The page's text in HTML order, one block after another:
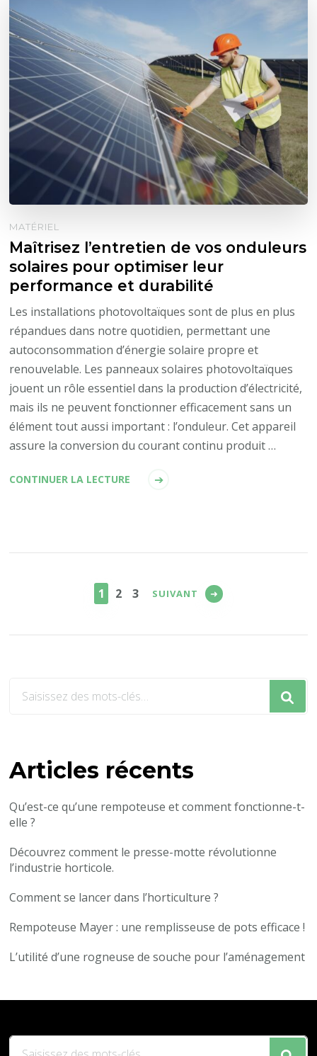
MATÉRIEL
Maîtrisez l’entretien de vos onduleurs
solaires pour optimiser leur
performance et durabilité
Les installations photovoltaïques sont de plus en plus
répandues dans notre quotidien, permettant une
autoconsommation d’énergie solaire propre et
renouvelable. Les panneaux solaires photovoltaïques
jouent un rôle essentiel dans la production d’électricité,
mais ils ne peuvent fonctionner efficacement sans un
élément tout aussi important : l’onduleur. Cet appareil
assure la conversion du courant continu produit …
CONTINUER LA LECTURE
PAGE
1 PAGE
2 PAGE
3 SUIVANT
?
Articles récents
Qu’est-ce qu’une rempoteuse et comment fonctionne-t-
elle ?
Découvrez comment le presse-motte révolutionne
l’industrie horticole.
Comment se lancer dans l’horticulture ?
Rempoteuse Mayer : une remplisseuse de pots efficace !
L’utilité d’une rogneuse de souche pour l’aménagement